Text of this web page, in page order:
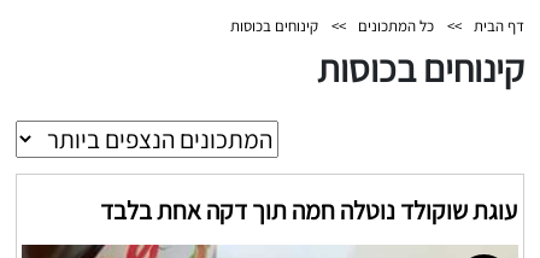
דף הבית >> כל המתכונים >> קינוחים בכוסות
קינוחים בכוסות
עוגת שוקולד נוטלה חמה תוך דקה אחת בלבד